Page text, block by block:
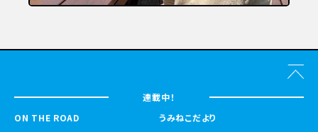
連載中！
ON THE ROAD
うみねこだより